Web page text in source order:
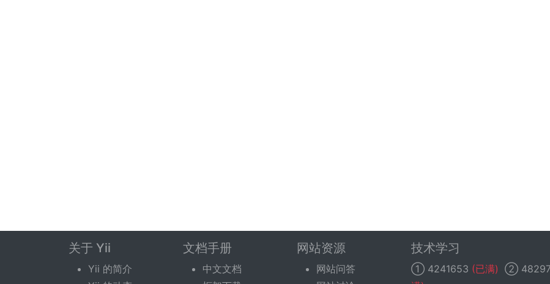
关于 Yii
Yii 的简介
文档手册
中文文档
网站资源
网站问答
技术学习
① 4241653 (已满) ②